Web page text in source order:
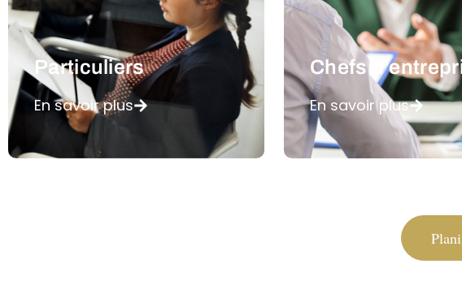
Particuliers
En savoir plus
Chefs
En savoir plus